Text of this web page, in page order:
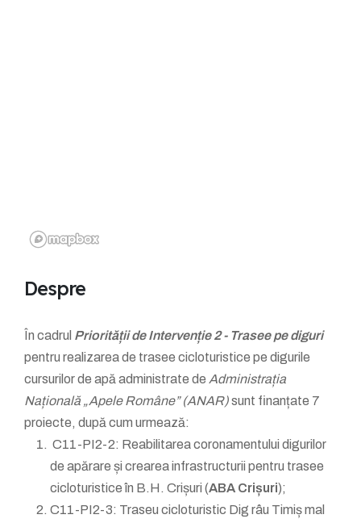
Despre
În cadrul Priorității de Intervenție 2 - Trasee pe diguri
pentru realizarea de trasee cicloturistice pe digurile
cursurilor de apă administrate de Administrația
Națională „Apele Române” (ANAR)sunt finanțate 7
proiecte, după cum urmează:
C11-PI2-2: Reabilitarea coronamentului digurilor
de apărare și crearea infrastructurii pentru trasee
cicloturistice în B.H. Crișuri (ABA Crișuri);
C11-PI2-3: Traseu cicloturistic Dig râu Timiș mal